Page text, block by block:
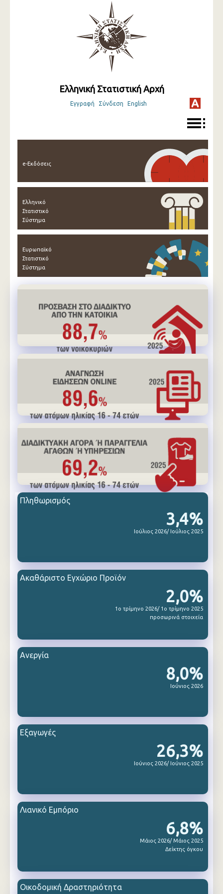
Ελληνική Στατιστική Αρχή
Εγγραφή Σύνδεση English
e-Εκδόσεις
Ελληνικό
Στατιστικό
Σύστημα
Ευρωπαϊκό
Στατιστικό
Σύστημα
3,4%
Ιούλιος 2026/ Ιούλιος 2025
Πληθωρισμός
2,0%
1ο τρίμηνο 2026/ 1ο τρίμηνο 2025
προσωρινά στοιχεία
Ακαθάριστο Εγχώριο Προϊόν
8,0%
Ιούνιος 2026
Ανεργία
26,3%
Ιούνιος 2026/ Ιούνιος 2025
Εξαγωγές
6,8%
Μάιος 2026/ Μάιος 2025
Δείκτης όγκου
Λιανικό Εμπόριο
Οικοδομική Δραστηριότητα